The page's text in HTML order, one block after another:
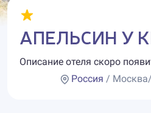
АПЕЛЬСИН У
Описание отеля скоро
Россия /